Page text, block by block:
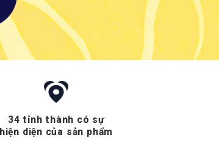
34 tỉnh thành có sự
hiện diện của sản phẩm